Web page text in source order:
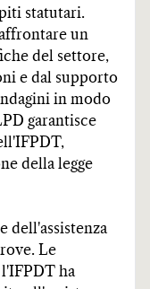
statutari.
un
del settore,
e dal supporto
in modo
garantisce
della legge
dell'assistenza
Le
ha